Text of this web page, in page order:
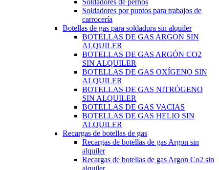
Soldadores de pernos
Soldadores por puntos para trabajos de
carrocería
Botellas de gas para soldadura sin alquiler
BOTELLAS DE GAS ARGON SIN
ALQUILER
BOTELLAS DE GAS ARGÓN CO2
SIN ALQUILER
BOTELLAS DE GAS OXÍGENO SIN
ALQUILER
BOTELLAS DE GAS NITRÓGENO
SIN ALQUILER
BOTELLAS DE GAS VACIAS
BOTELLAS DE GAS HELIO SIN
ALQUILER
Recargas de botellas de gas
Recargas de botellas de gas Argon sin
alquiler
Recargas de botellas de gas Argon Co2 sin
alquiler